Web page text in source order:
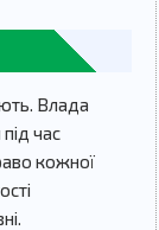
Влада
час
кожної